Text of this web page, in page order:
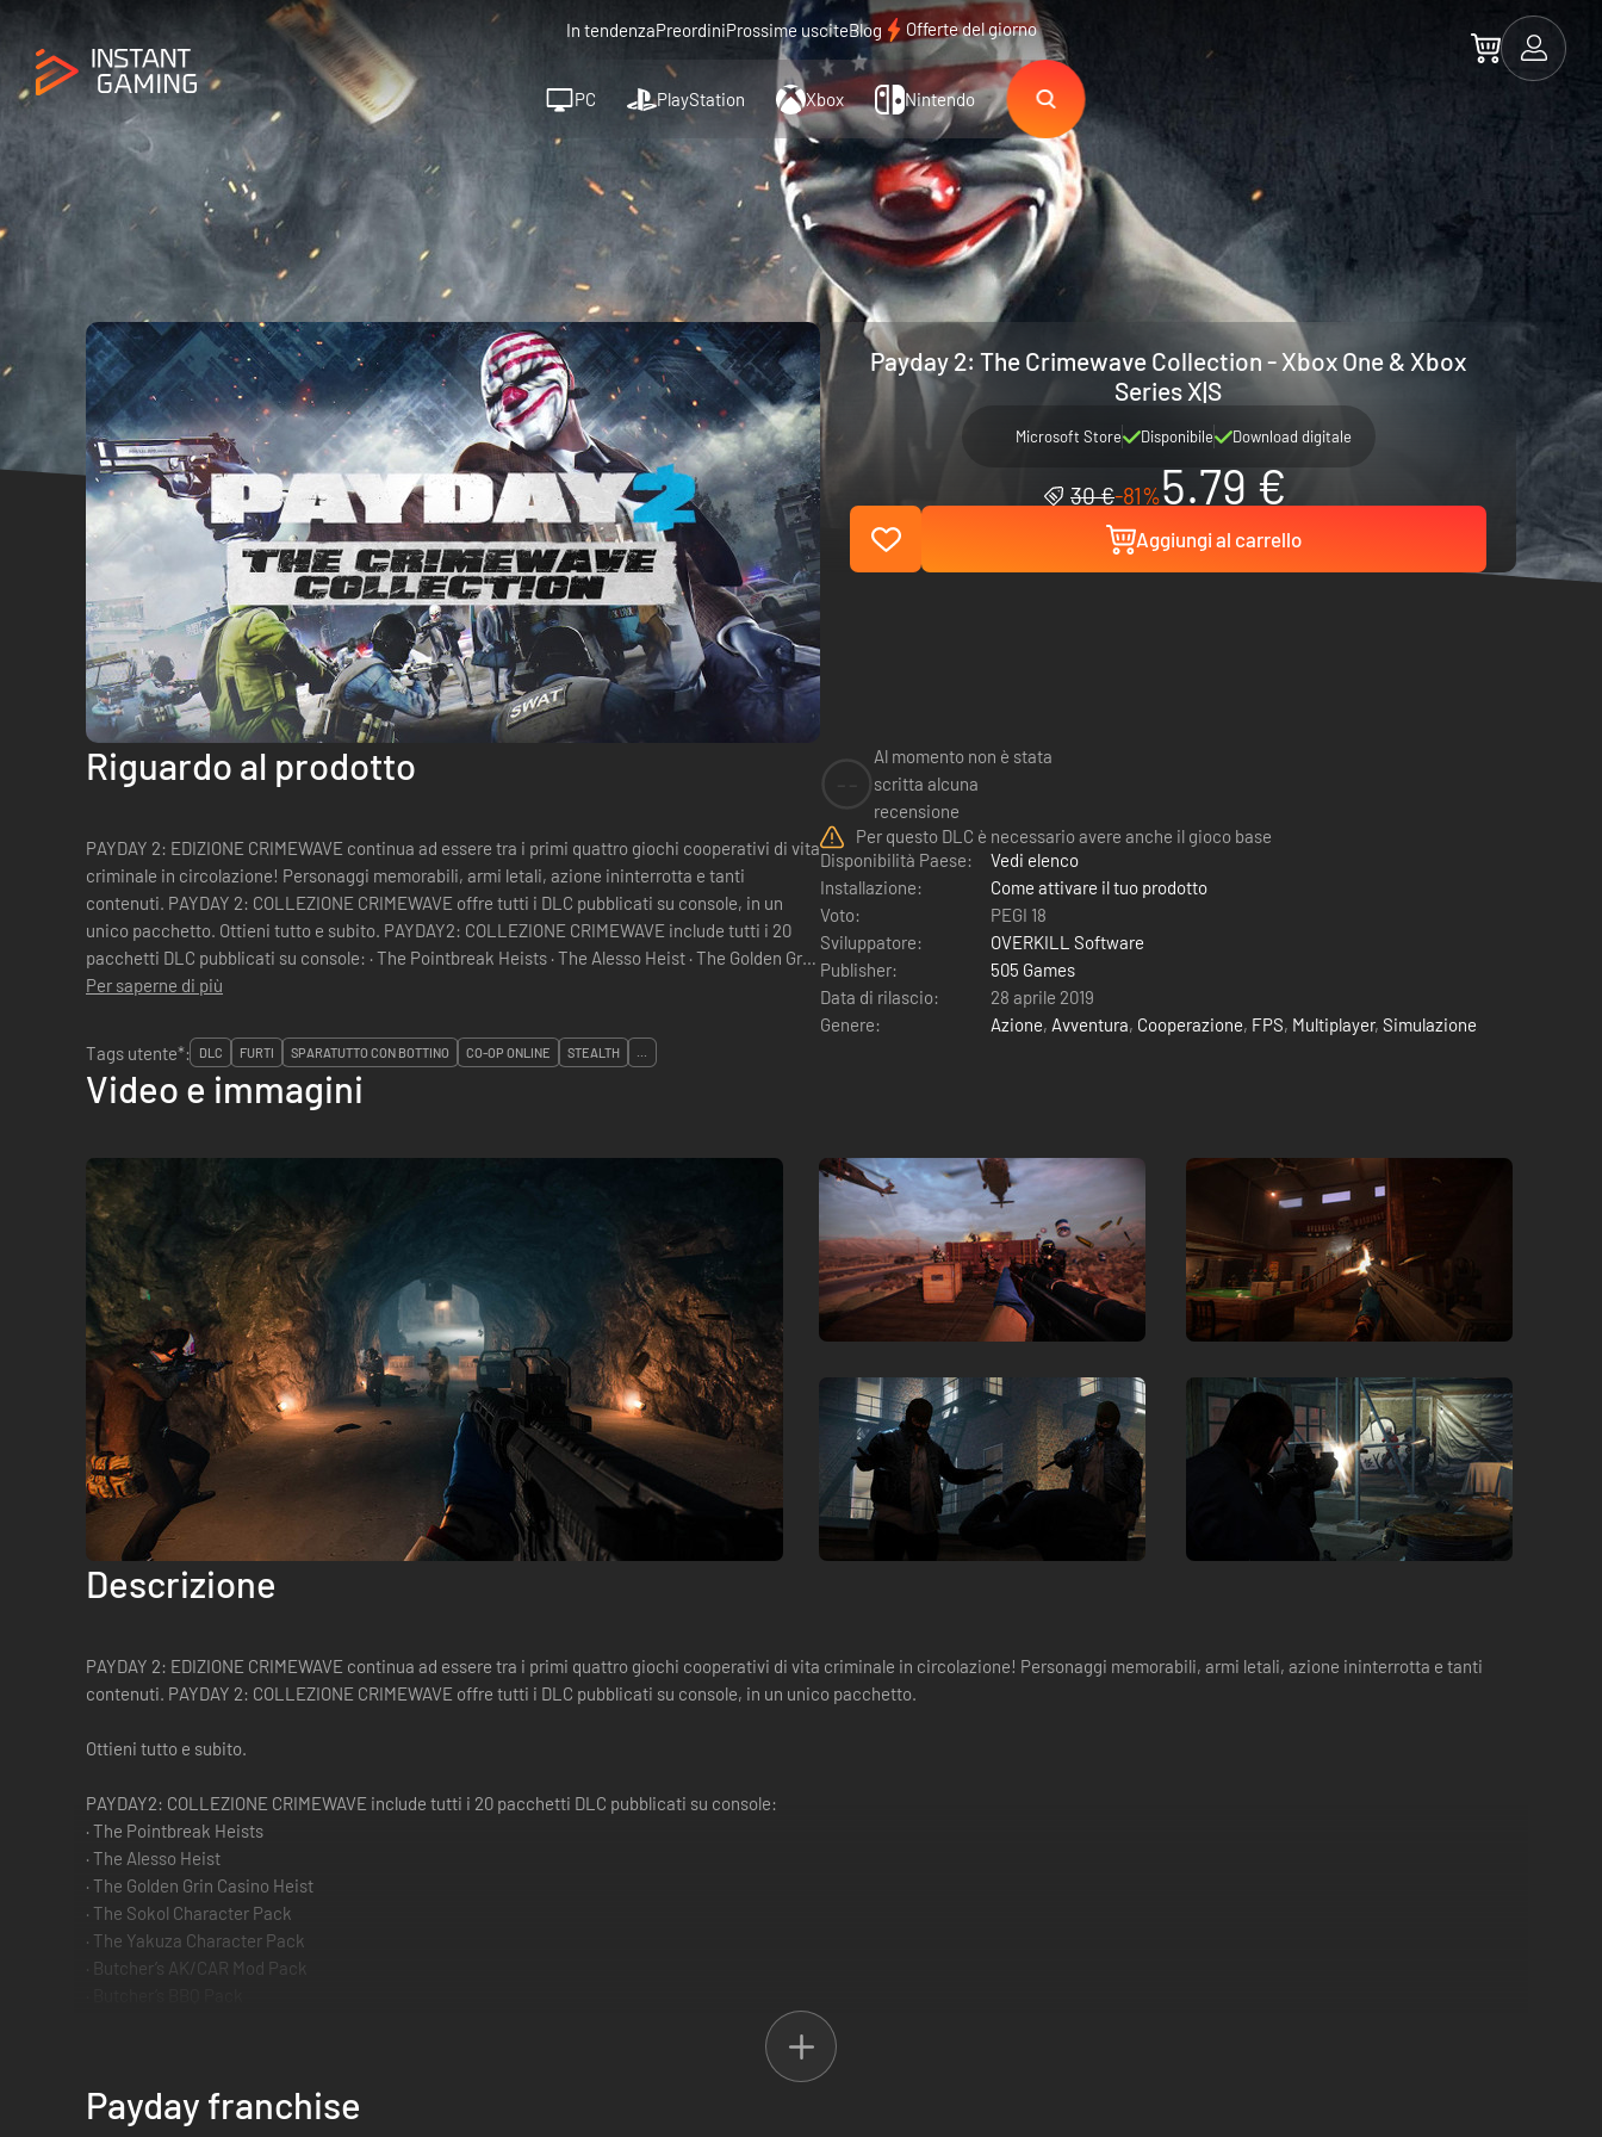
In tendenzaPreordiniProssime usciteBlog Offerte del giorno
PC PlayStation Xbox Nintendo
Payday 2: The Crimewave Collection - Xbox One & Xbox
Series X|S
Microsoft Store Disponibile Download digitale
30 €-81%5.79 €
Aggiungi al carrello
Riguardo al prodotto
PAYDAY 2: EDIZIONE CRIMEWAVE continua ad essere tra i primi quattro giochi cooperativi di vita
criminale in circolazione! Personaggi memorabili, armi letali, azione ininterrotta e tanti
contenuti. PAYDAY 2: COLLEZIONE CRIMEWAVE offre tutti i DLC pubblicati su console, in un
unico pacchetto. Ottieni tutto e subito. PAYDAY2: COLLEZIONE CRIMEWAVE include tutti i 20
pacchetti DLC pubblicati su console: · The Pointbreak Heists · The Alesso Heist · The Golden Grin
Casino Heist · The Soko...
Per saperne di più
Al momento non è stata
scritta alcuna
recensione
Per questo DLC è necessario avere anche il gioco base
Disponibilità Paese:
Vedi elenco
Installazione:
Come attivare il tuo prodotto
Voto:
PEGI 18
Sviluppatore:
OVERKILL Software
Publisher:
505 Games
Data di rilascio:
28 aprile 2019
Genere:
Azione, Avventura, Cooperazione, FPS, Multiplayer, Simulazione
Tags utente*:
DLC FURTI SPARATUTTO CON BOTTINO CO-OP ONLINE STEALTH ...
Video e immagini
Descrizione
PAYDAY 2: EDIZIONE CRIMEWAVE continua ad essere tra i primi quattro giochi cooperativi di vita criminale in circolazione! Personaggi memorabili, armi letali, azione ininterrotta e tanti
contenuti. PAYDAY 2: COLLEZIONE CRIMEWAVE offre tutti i DLC pubblicati su console, in un unico pacchetto.
Ottieni tutto e subito.
PAYDAY2: COLLEZIONE CRIMEWAVE include tutti i 20 pacchetti DLC pubblicati su console:
· The Pointbreak Heists
· The Alesso Heist
· The Golden Grin Casino Heist
· The Sokol Character Pack
· The Yakuza Character Pack
· Butcher’s AK/CAR Mod Pack
· John Wick Heists
· John Wick Weapons Pack
Payday franchise